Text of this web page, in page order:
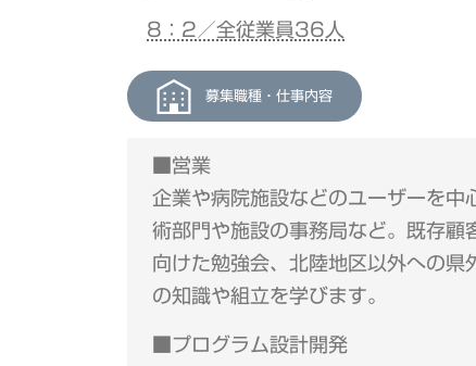
8：2／全従業員36人
募集職種・仕事内容
■営業
企業や病院施設などのユーザーを中
術部門や施設の事務局など。既存顧
向けた勉強会、北陸地区以外への
の知識や組立を学びます。
■プログラム設計開発